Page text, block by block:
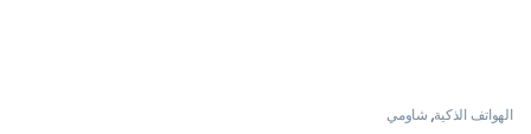
الهواتف الذكية, شاومي